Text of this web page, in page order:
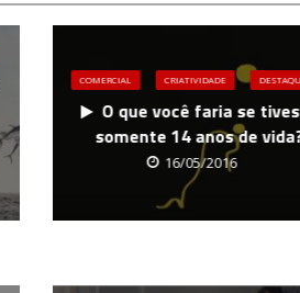
COMERCIAL CRIATIVIDADE
O que você faria se
somente 14 anos de
16/05/2016